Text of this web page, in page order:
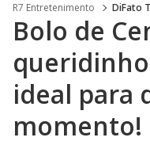
R7 Entretenimento DiFato
Bolo de
ideal para
momento!